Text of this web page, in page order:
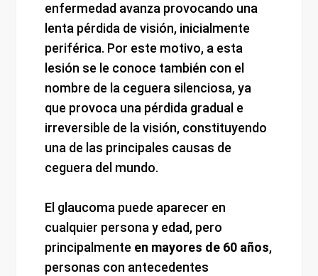
enfermedad avanza provocando una
lenta pérdida de visión, inicialmente
periférica. Por este motivo, a esta
lesión se le conoce también con el
nombre de la ceguera silenciosa, ya
que provoca una pérdida gradual e
irreversible de la visión, constituyendo
una de las principales causas de
ceguera del mundo.
El glaucoma puede aparecer en
cualquier persona y edad, pero
principalmente en mayores de 60 años,
personas con antecedentes